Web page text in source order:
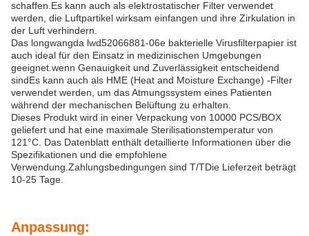
schaffen.Es kann auch als elektrostatischer Filter verwendet
werden, die Luftpartikel wirksam einfangen und ihre Zirkulation in
der Luft verhindern.
Das longwangda lwd52066881-06e bakterielle Virusfilterpapier ist
auch ideal für den Einsatz in medizinischen Umgebungen
geeignet.wenn Genauigkeit und Zuverlässigkeit entscheidend
sindEs kann auch als HME (Heat and Moisture Exchange) -Filter
verwendet werden, um das Atmungssystem eines Patienten
während der mechanischen Belüftung zu erhalten.
Dieses Produkt wird in einer Verpackung von 10000 PCS/BOX
geliefert und hat eine maximale Sterilisationstemperatur von
121°C. Das Datenblatt enthält detaillierte Informationen über die
Spezifikationen und die empfohlene
Verwendung.Zahlungsbedingungen sind T/TDie Lieferzeit beträgt
10-25 Tage.
Anpassung: